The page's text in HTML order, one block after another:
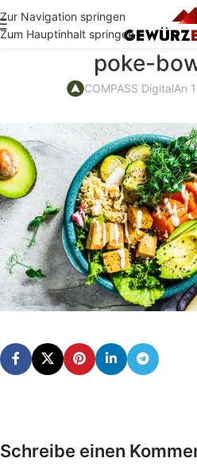
Zur Navigation springen
Zum Hauptinhalt springen
poke-
COMPASS DigitalAn
Schreibe einen